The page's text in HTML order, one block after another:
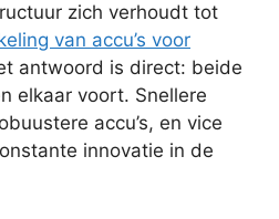
zich verhoudt tot
van accu’s voor
antwoord is direct: beide
elkaar voort. Snellere
accu’s, en vice
innovatie in de